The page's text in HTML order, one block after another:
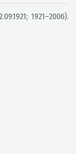
1921–2006).